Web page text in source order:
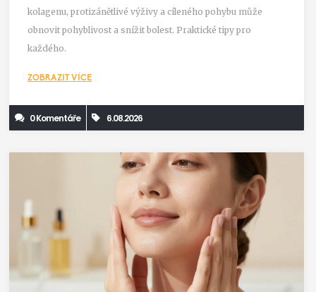
kolagenu, protizánětlivé výživy a cíleného pohybu může
obnovit pohyblivost a snížit bolest. Praktické tipy pro
každého.
ZOBRAZIT VÍCE
0 Komentáře 6.08.2026